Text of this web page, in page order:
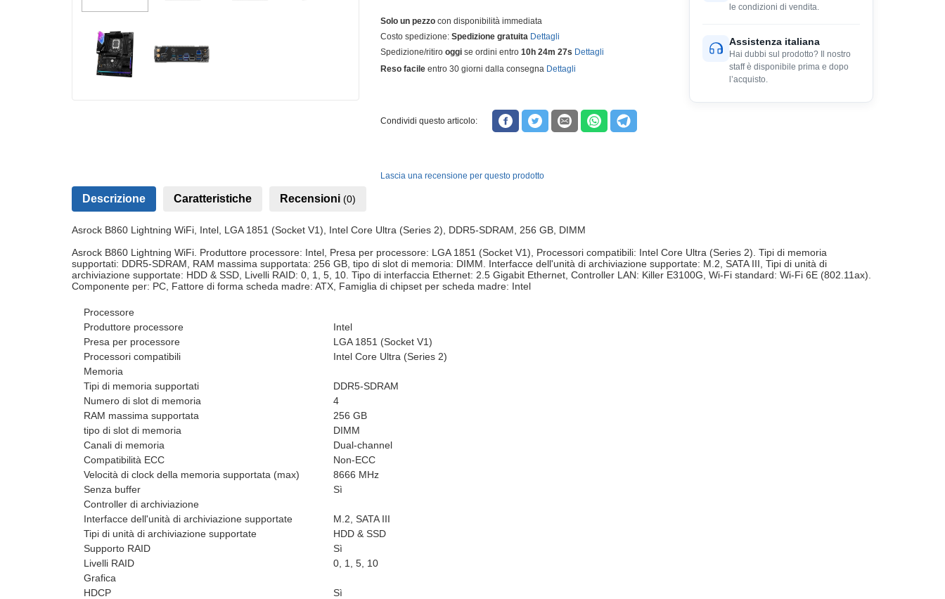
Solo un pezzocon disponibilità immediata
Costo spedizione: Spedizione gratuita Dettagli
Spedizione/ritiro oggi se ordini entro 10h 24m 26s Dettagli
Reso facileentro 30 giorni dalla consegna Dettagli
Condividi questo articolo:
Lascia una recensione per questo prodotto
le condizioni di vendita.
Assistenza italiana
Hai dubbi sul prodotto? Il nostro
staff è disponibile prima e dopo
l’acquisto.
Descrizione Caratteristiche Recensioni (0)
Asrock B860 Lightning WiFi, Intel, LGA 1851 (Socket V1), Intel Core Ultra (Series 2), DDR5-SDRAM, 256 GB, DIMM
Asrock B860 Lightning WiFi. Produttore processore: Intel, Presa per processore: LGA 1851 (Socket V1), Processori compatibili: Intel Core Ultra (Series 2). Tipi di memoria
supportati: DDR5-SDRAM, RAM massima supportata: 256 GB, tipo di slot di memoria: DIMM. Interfacce dell'unità di archiviazione supportate: M.2, SATA III, Tipi di unità di
archiviazione supportate: HDD & SSD, Livelli RAID: 0, 1, 5, 10. Tipo di interfaccia Ethernet: 2.5 Gigabit Ethernet, Controller LAN: Killer E3100G, Wi-Fi standard: Wi-Fi 6E (802.11ax).
Componente per: PC, Fattore di forma scheda madre: ATX, Famiglia di chipset per scheda madre: Intel
Processore
Produttore processore
Intel
Presa per processore
LGA 1851 (Socket V1)
Processori compatibili
Intel Core Ultra (Series 2)
Memoria
Tipi di memoria supportati
DDR5-SDRAM
Numero di slot di memoria
4
RAM massima supportata
256 GB
tipo di slot di memoria
DIMM
Canali di memoria
Dual-channel
Compatibilità ECC
Non-ECC
Velocità di clock della memoria supportata (max)
8666 MHz
Senza buffer
Sì
Controller di archiviazione
Interfacce dell'unità di archiviazione supportate
M.2, SATA III
Tipi di unità di archiviazione supportate
HDD & SSD
Supporto RAID
Sì
Livelli RAID
0, 1, 5, 10
Grafica
HDCP
Sì